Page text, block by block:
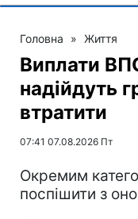
Головна » Життя
Виплати
надійдуть
втратити
07:41 07.08.2026 Пт
Окремим
поспішити з